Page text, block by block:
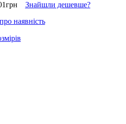
грн
Знайшли дешевше?
наявність